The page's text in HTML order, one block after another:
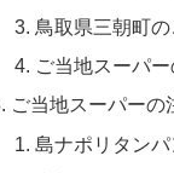
鳥取県三朝町
ご当地スーパ
ご当地スーパーの
島ナポリタンパ